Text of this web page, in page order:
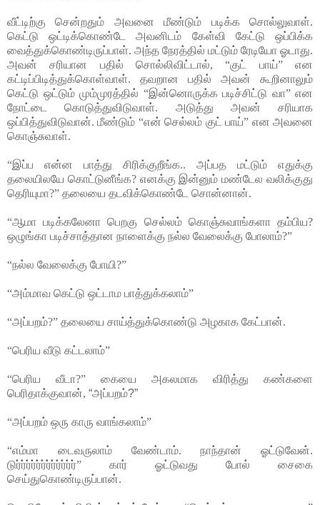
வீட்டிற்கு சென்றதும் அவனை மீண்டும் படிக்க சொல்லுவாள்.
கெட்டு ஒட்டிக்கொண்டே அவனிடம் கேள்வி கேட்டு ஒப்பிக்க
வைத்துக்கொண்டிருப்பாள். அந்த நேரத்தில் மட்டும் ரேடியோ ஓடாது.
அவன் சரியான பதில் சொல்லிவிட்டால், “குட் பாய்” என
கட்டிப்பிடித்துக்கொள்வாள். தவறான பதில் அவன் கூறினாலும்
கெட்டு ஒட்டும் மும்முரத்தில் “இன்னொருக்க படிச்சிட்டு வா” என
நோட்டை கொடுத்துவிடுவாள். அடுத்து அவன் சரியாக
ஒப்பித்துவிடுவான். மீண்டும் “என் செல்லம் குட் பாய்” என அவனை
கொஞ்சுவாள்.
“இப்ப என்ன பாத்து சிரிக்குறீங்க.. அப்பத மட்டும் எதுக்கு
தலையிலயே கொட்டுனீங்க? எனக்கு இன்னும் மண்டேல வலிக்குது
தெரியுமா?” தலையை தடவிக்கொண்டே சொன்னான்.
“ஆமா படிக்கலேனா பெறகு செல்லம் கொஞ்சுவாங்களா தம்பிய?
ஒழுங்கா படிச்சாத்தான நாளைக்கு நல்ல வேலைக்கு போலாம்?”
“நல்ல வேலைக்கு போயி?”
“அம்மாவ கெட்டு ஒட்டாம பாத்துக்கலாம்”
“அப்பறம்?” தலையை சாய்த்துக்கொண்டு அழகாக கேட்பான்.
“பெரிய வீடு கட்டலாம்”
“பெரிய வீடா?” கையை அகலமாக விரித்து கண்களை
பெரிதாக்குவான், “அப்பறம்?”
“அப்பறம் ஒரு காரு வாங்கலாம்”
“எம்மா டைவருலாம் வேண்டாம். நாந்தான் ஓட்டுவேன்.
டுர்ர்ர்ர்ர்ர்ர்ர்ர்ர்ர்ர்” கார் ஓட்டுவது போல் சைகை
செய்துகொண்டிருப்பான்.